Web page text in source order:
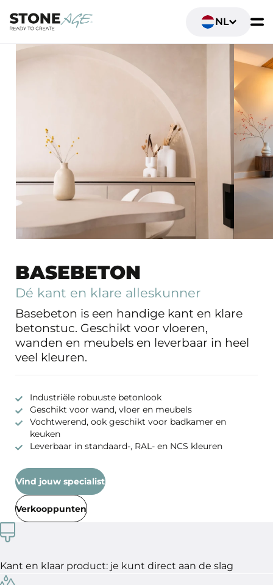
NL
BASEBETON
Dé kant en klare alleskunner
Basebeton is een handige kant en klare
betonstuc. Geschikt voor vloeren,
wanden en meubels en leverbaar in heel
veel kleuren.
Industriële robuuste betonlook
Geschikt voor wand, vloer en meubels
Vochtwerend, ook geschikt voor badkamer en
keuken
Leverbaar in standaard-, RAL- en NCS kleuren
Vind jouw specialist
Verkooppunten
Kant en klaar product: je kunt direct aan de slag